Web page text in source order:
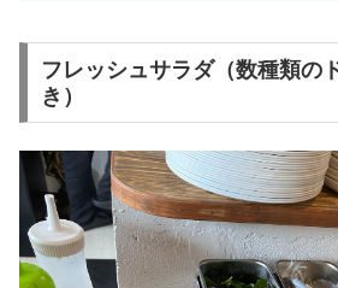
フレッシュサラダ（数種類の
き）